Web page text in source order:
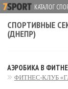
КАТАЛОГ
СПОРТИВНЫЕ
(ДНЕПР)
АЭРОБИКА В
ФИТНЕС-КЛУБ